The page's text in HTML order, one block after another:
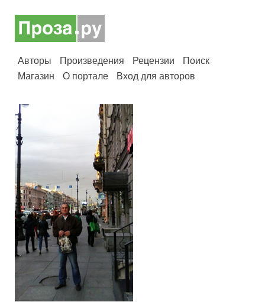
Авторы Произведения Рецензии
Поиск
Магазин
О портале Вход для авторов